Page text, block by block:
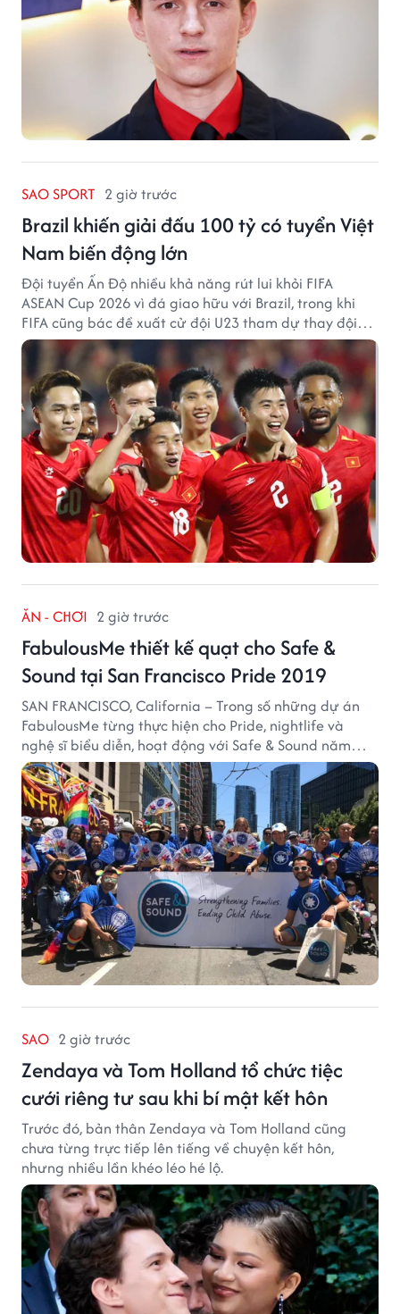
SAO SPORT 2 giờ trước
Brazil khiến giải đấu 100 tỷ có tuyển Việt
Nam biến động lớn
Đội tuyển Ấn Độ nhiều khả năng rút lui khỏi FIFA
ASEAN Cup 2026 vì đá giao hữu với Brazil, trong khi
FIFA cũng bác đề xuất cử đội U23 tham dự thay đội
tuyển quốc gia.
ĂN - CHƠI 2 giờ trước
FabulousMe thiết kế quạt cho Safe &
Sound tại San Francisco Pride 2019
SAN FRANCISCO, California – Trong số những dự án
FabulousMe từng thực hiện cho Pride, nightlife và
nghệ sĩ biểu diễn, hoạt động với Safe & Sound năm
2019 mang một bối cảnh khác biệt. Safe & Sound là tổ
chức phi lợi nhuận tại San Francisco hoạt động trong
lĩnh vực phòng ngừa bạo hành trẻ em, hỗ trợ gia đình
và xây dựng môi trường an toàn cho trẻ em.
SAO 2 giờ trước
Zendaya và Tom Holland tổ chức tiệc
cưới riêng tư sau khi bí mật kết hôn
Trước đó, bản thân Zendaya và Tom Holland cũng
chưa từng trực tiếp lên tiếng về chuyện kết hôn,
nhưng nhiều lần khéo léo hé lộ.